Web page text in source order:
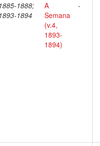
1885-1888;
1893-1894
A
Semana
(v.4,
1893-
1894)
-